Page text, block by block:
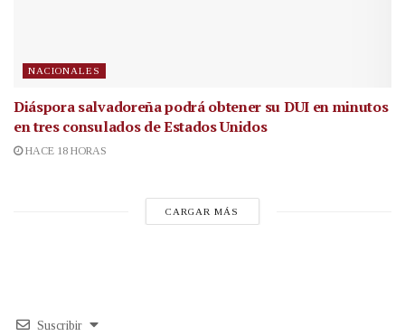
NACIONALES
Diáspora salvadoreña podrá obtener su DUI en minutos
en tres consulados de Estados Unidos
HACE 18 HORAS
CARGAR MÁS
Suscribir